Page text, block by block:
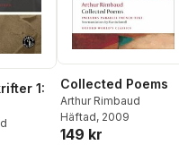
1:
Collected Poems
Arthur Rimbaud
Häftad, 2009
149 kr